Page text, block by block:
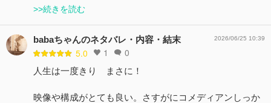
>>続きを読む
babaちゃんのネタバレ・内容・結末
5.0 1 0
2026/06/25 10:39
人生は一度きり まさに！
映像や構成がとても良い。さすがにコメディアンしっか